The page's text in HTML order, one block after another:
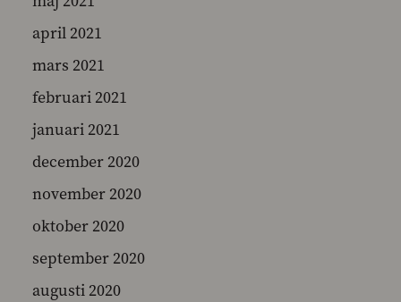
april 2021
mars 2021
februari 2021
januari 2021
december 2020
november 2020
oktober 2020
september 2020
augusti 2020